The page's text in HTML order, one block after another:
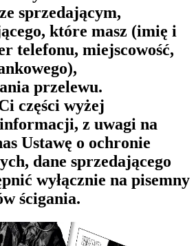
sprzedającym,
które masz (imię i
telefonu, miejscowość,
przelewu.
części wyżej
z uwagi na
Ustawę o ochronie
dane sprzedającego
wyłącznie na pisemny
ścigania.